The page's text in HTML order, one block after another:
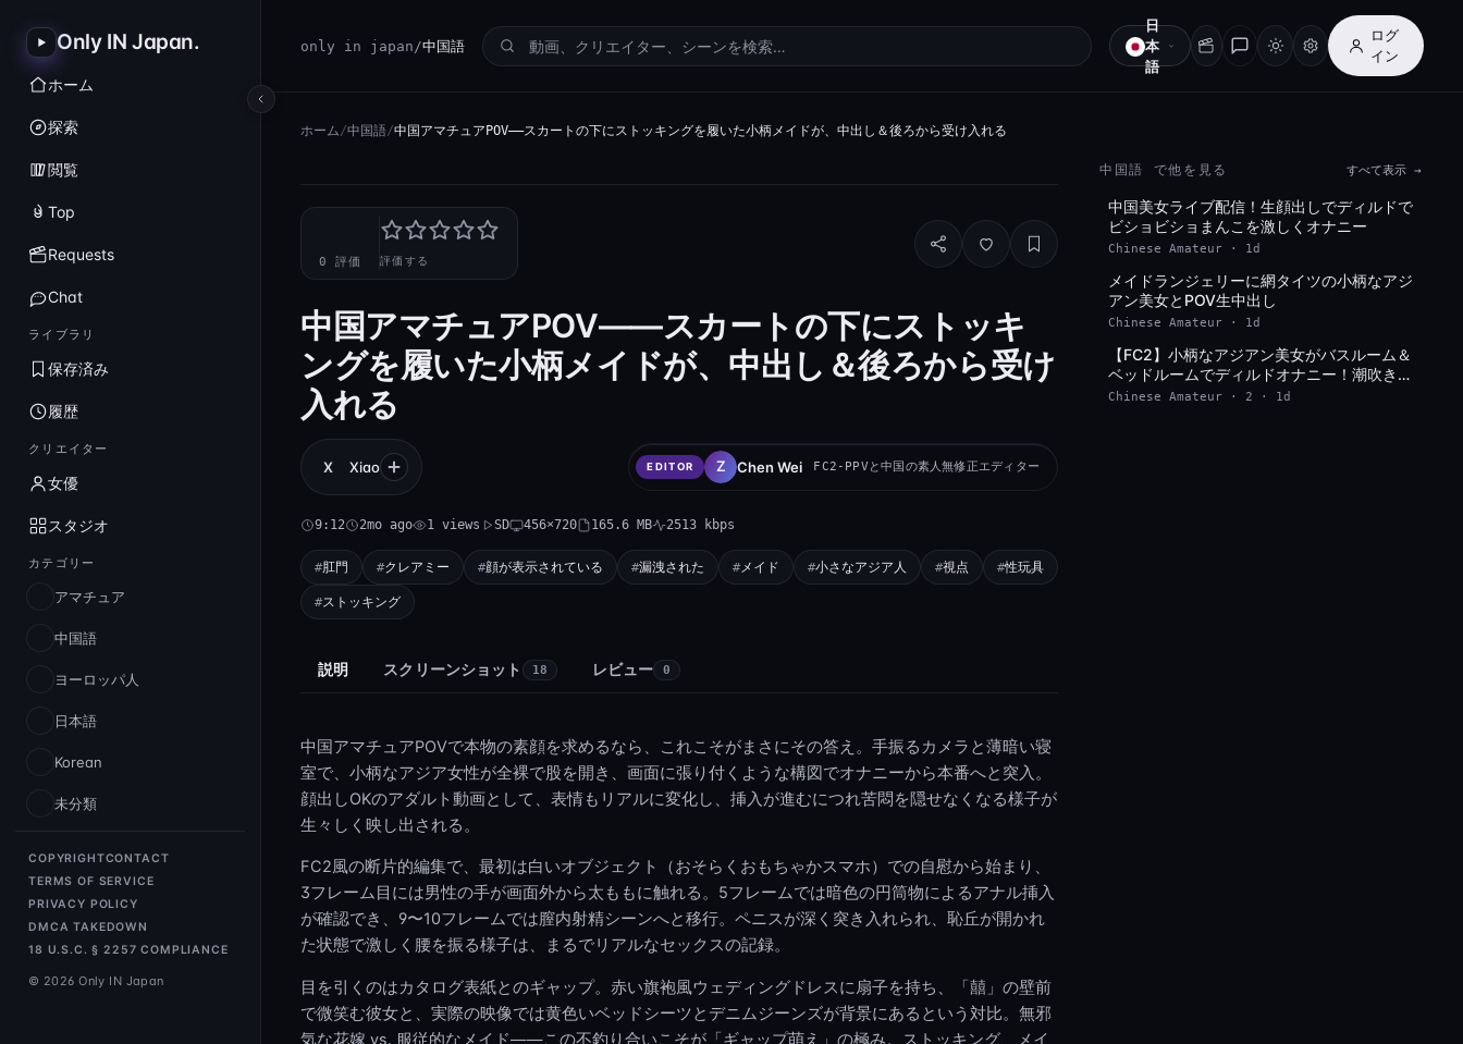
Only IN Japan.
ホーム
探索
閲覧
Top
Requests
Chat
ライブラリ
保存済み
履歴
クリエイター
女優
スタジオ
カテゴリー
アマチュア
中国語
ヨーロッパ人
日本語
Korean
未分類
COPYRIGHTCONTACT
TERMS OF SERVICE
PRIVACY POLICY
DMCA TAKEDOWN
18 U.S.C. § 2257 COMPLIANCE
© 2026 Only IN Japan
only in japan /中国語
日
本
語
ログ
イン
ホーム/中国語/中国アマチュアPOV——スカートの下にストッキングを履いた小柄メイドが、中出し＆後ろから受け入れる
0 評価 評価する
中国アマチュアPOV——スカートの下にストッキ
ングを履いた小柄メイドが、中出し＆後ろから受け
入れる
X Xiao EDITOR Chen Wei FC2-PPVと中国の素人無修正エディター
9:12 2mo ago 1 views SD 456×720 165.6 MB 2513 kbps
肛門 クレアミー 顔が表示されている 漏洩された メイド 小さなアジア人 視点 性玩具
ストッキング
説明 スクリーンショット 18 レビュー 0
中国アマチュアPOVで本物の素顔を求めるなら、これこそがまさにその答え。手振るカメラと薄暗い寝
室で、小柄なアジア女性が全裸で股を開き、画面に張り付くような構図でオナニーから本番へと突入。
顔出しOKのアダルト動画として、表情もリアルに変化し、挿入が進むにつれ苦悶を隠せなくなる様子が
生々しく映し出される。
FC2風の断片的編集で、最初は白いオブジェクト（おそらくおもちゃかスマホ）での自慰から始まり、
3フレーム目には男性の手が画面外から太ももに触れる。5フレームでは暗色の円筒物によるアナル挿入
が確認でき、9〜10フレームでは膣内射精シーンへと移行。ペニスが深く突き入れられ、恥丘が開かれ
た状態で激しく腰を振る様子は、まるでリアルなセックスの記録。
目を引くのはカタログ表紙とのギャップ。赤い旗袍風ウェディングドレスに扇子を持ち、「囍」の壁前
で微笑む彼女と、実際の映像では黄色いベッドシーツとデニムジーンズが背景にあるという対比。無邪
気な花嫁 vs. 服従的なメイド――この不釣り合いこそが「ギャップ萌え」の極み。ストッキング、メイ
中国語 で他を見る すべて表示 →
SD
中国美女ライブ配信！生顔出しでディルドで
ビショビショまんこを激しくオナニー
Chinese Amateur · 1d
SD
メイドランジェリーに網タイツの小柄なアジ
アン美女とPOV生中出し
Chinese Amateur · 1d
SD
【FC2】小柄なアジアン美女がバスルーム＆
ベッドルームでディルドオナニー！潮吹き
POV映像
Chinese Amateur · 2 · 1d